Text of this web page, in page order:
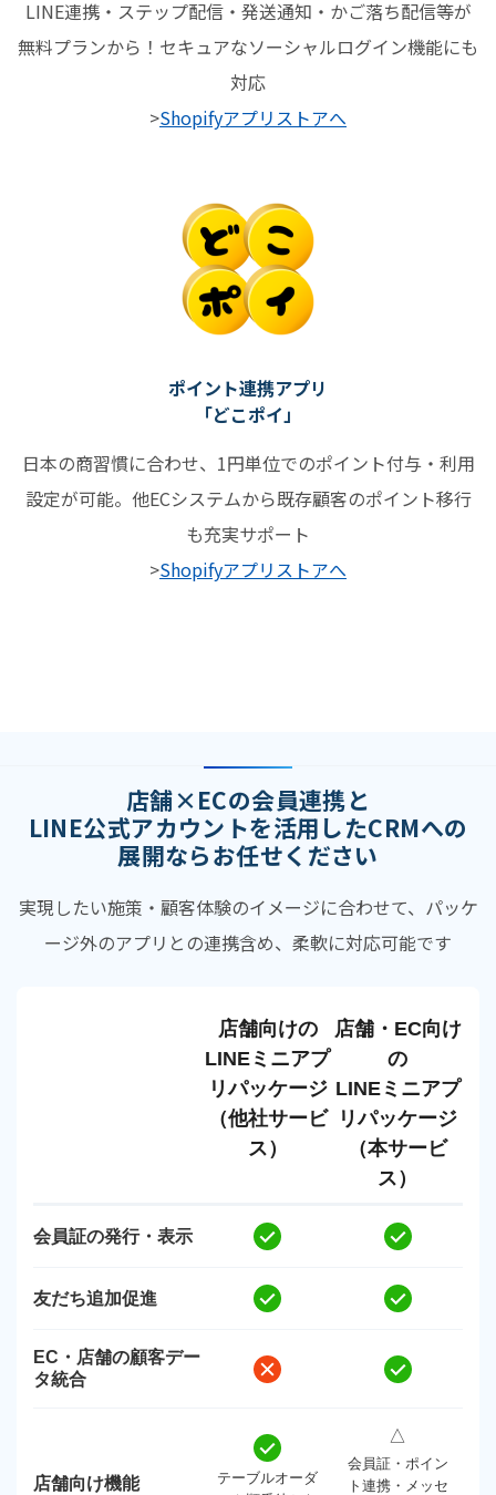
LINE連携・ステップ配信・発送通知・かご落ち配信等が
無料プランから！セキュアなソーシャルログイン機能にも
対応
>Shopifyアプリストアへ
ポイント連携アプリ
「どこポイ」
日本の商習慣に合わせ、1円単位でのポイント付与・利用
設定が可能。他ECシステムから既存顧客のポイント移行
も充実サポート
>Shopifyアプリストアへ
店舗×ECの会員連携と
LINE公式アカウントを活用したCRMへの
展開ならお任せください
実現したい施策・顧客体験のイメージに合わせて、パッケ
ージ外のアプリとの連携含め、柔軟に対応可能です
店舗向けの
LINEミニアプ
リパッケージ
（他社サービ
ス）
店舗・EC向け
の
LINEミニアプ
リパッケージ
（本サービ
ス）
会員証の発行・表示
友だち追加促進
EC・店舗の顧客デー
タ統合
店舗向け機能
テーブルオーダ
△
会員証・ポイン
ト連携・メッセ